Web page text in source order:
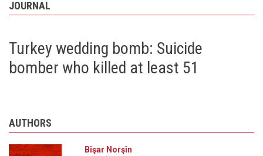
JOURNAL
Turkey wedding bomb: Suicide
bomber who killed at least 51
AUTHORS
Bîşar Norşîn